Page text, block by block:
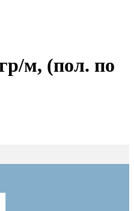
м, (пол. по